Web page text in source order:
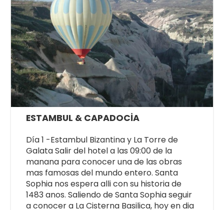
ESTAMBUL & CAPADOCİA
Día 1 -Estambul Bizantina y La Torre de
Galata Salir del hotel a las 09:00 de la
manana para conocer una de las obras
mas famosas del mundo entero. Santa
Sophia nos espera alli con su historia de
1483 anos. Saliendo de Santa Sophia seguir
a conocer a La Cisterna Basilica, hoy en dia